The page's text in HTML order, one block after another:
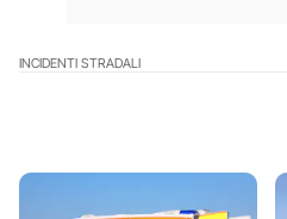
INCIDENTI STRADALI